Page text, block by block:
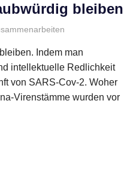
bleiben
Indem man
intellektuelle Redlichkeit
von SARS-Cov-2. Woher
Virenstämme wurden vor